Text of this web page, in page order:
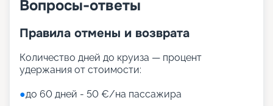
Вопросы-ответы
Правила отмены и возврата
Количество дней до круиза — процент
удержания от стоимости:
●до 60 дней - 50 €/на пассажира